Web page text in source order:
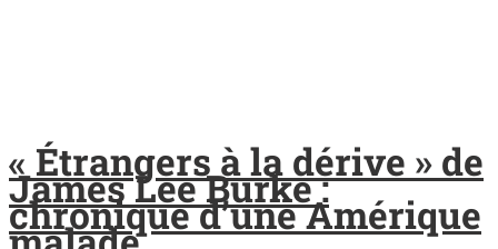
« Étrangers à la dérive » de
James Lee Burke :
chronique d’une Amérique